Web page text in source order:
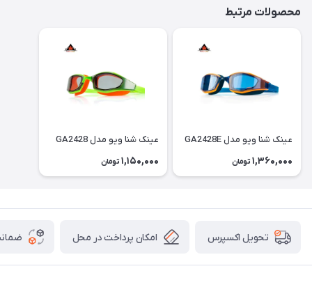
محصولات مرتبط
عینک شنا ویو مدل GA2428E
1,360,000 تومان
عینک شنا ویو مدل GA2428
1,150,000 تومان
تحویل اکسپرس امکان پرداخت در محل